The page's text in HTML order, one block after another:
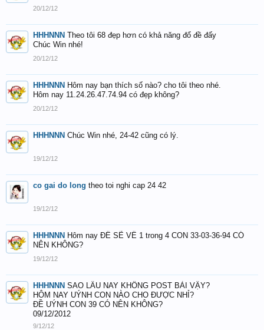
20/12/12
HHHNNN Theo tôi 68 đẹp hơn có khả năng đổ đề đấy
Chúc Win nhé!
20/12/12
HHHNNN Hôm nay bạn thích số nào? cho tôi theo nhé.
Hôm nay 11.24.26.47.74.94 có đẹp không?
20/12/12
HHHNNN Chúc Win nhé, 24-42 cũng có lý.
19/12/12
co gai do long theo toi nghi cap 24 42
19/12/12
HHHNNN Hôm nay ĐỀ SẼ VỀ 1 trong 4 CON 33-03-36-94 CÓ
NÊN KHÔNG?
19/12/12
HHHNNN SAO LÂU NAY KHÔNG POST BÀI VẬY?
HÔM NAY UÝNH CON NÀO CHO ĐƯỢC NHỈ?
ĐỀ UÝNH CON 39 CÓ NÊN KHÔNG?
09/12/2012
9/12/12